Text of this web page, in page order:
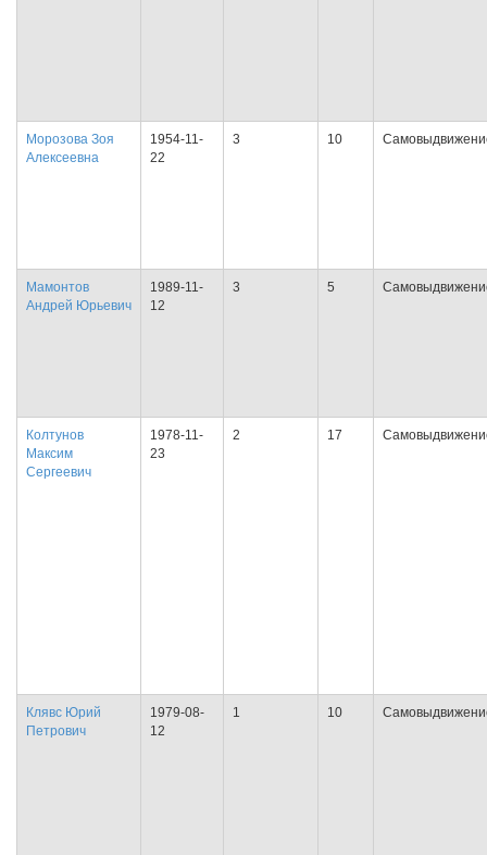
Морозова Зоя
Алексеевна
1954-11-
22
3 10
Мамонтов
Андрей Юрьевич
1989-11-
12
3 5
Колтунов
Максим
Сергеевич
1978-11-
23
2 17
Клявс Юрий
Петрович
1979-08-
12
1 10